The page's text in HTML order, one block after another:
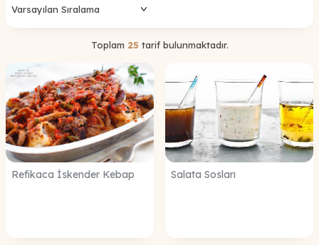
Toplam 25 tarif bulunmaktadır.
Refikaca İskender Kebap Salata Sosları